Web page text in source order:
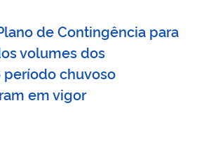
de Contingência para
volumes dos
período chuvoso
em vigor